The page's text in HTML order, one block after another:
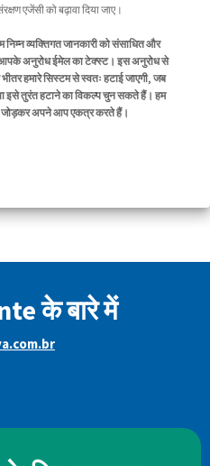
एजेंसी को बढ़ावा दिया जाए।
व्यक्तिगत जानकारी को संसाधित और
अनुरोध ईमेल का टेक्स्ट। इस अनुरोध से
हमारे सिस्टम से स्वतः हटाई जाएगी, जब
इसे तुरंत हटाने का विकल्प चुन सकते हैं। हम
जोड़कर अपने आप एकत्र करते हैं।
के बारे में